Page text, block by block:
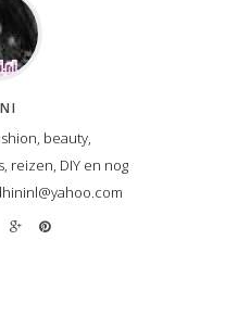
beauty,
reizen, DIY en nog